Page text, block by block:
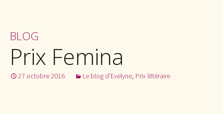
BLOG
Prix Femina
27 octobre 2016 Le blog d'Evelyne, Prix littéraire